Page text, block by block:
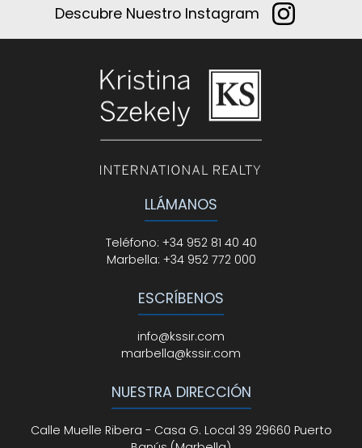
Descubre Nuestro Instagram
LLÁMANOS
Teléfono: +34 952 81 40 40
Marbella: +34 952 772 000
ESCRÍBENOS
info@kssir.com
marbella@kssir.com
NUESTRA DIRECCIÓN
Calle Muelle Ribera - Casa G. Local 39 29660 Puerto